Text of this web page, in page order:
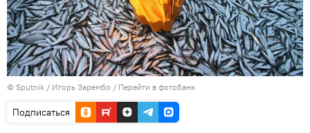
© Sputnik / Игорь Зарембо / Перейти в фотобанк
Подписаться